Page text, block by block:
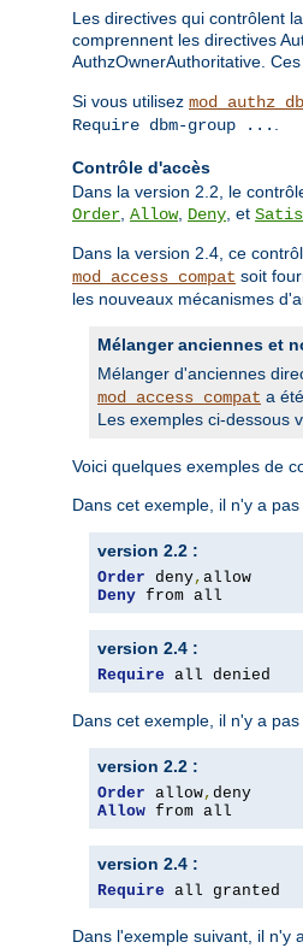
Les directives qui contrôlent
comprennent les directives
AuthzOwnerAuthoritative.
Si vous utilisez
Require dbm-group ... .
Contrôle d'accès
Dans la version 2.2, le
Order, Allow, Deny, et
Dans la version 2.4, ce
mod_access_compat soit
les nouveaux mécanismes
Mélanger anciennes et
Mélanger d'anciennes
mod_access_compat a
Les exemples ci-dessous
Voici quelques exemples de
Dans cet exemple, il n'y a
version 2.2 :
Order deny,
Deny from all
version 2.4 :
Require all denied
Dans cet exemple, il n'y a
version 2.2 :
Order allow,
Allow from all
version 2.4 :
Require all granted
Dans l'exemple suivant, il n'y